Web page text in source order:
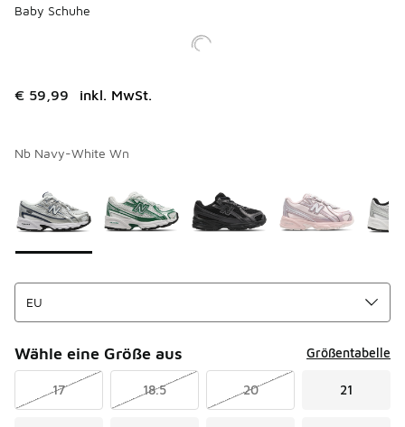
Baby Schuhe
€ 59,99 inkl. MwSt.
Nb Navy-White Wn
Wähle eine Größe aus Größentabelle
17 18.5 20 21